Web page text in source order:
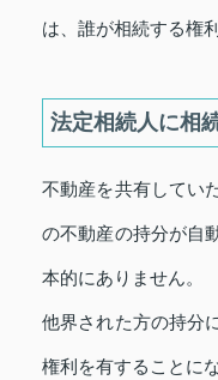
は、誰が相続する権
法定相続人に相
不動産を共有してい
の不動産の持分が自
本的にありません。
他界された方の持分
権利を有することに